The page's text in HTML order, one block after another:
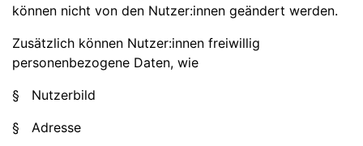
können nicht von den Nutzer:innen geändert werden.
Zusätzlich können Nutzer:innen freiwillig
personenbezogene Daten, wie
§ Nutzerbild
§ Adresse